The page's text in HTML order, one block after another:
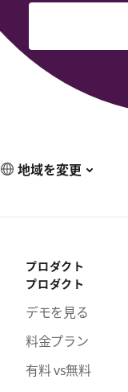
地域を変更
プロダクト
プロダクト
デモを見る
料金プラン
有料 vs無料